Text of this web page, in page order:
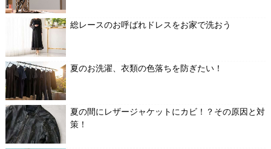
総レースのお呼ばれドレスをお家で洗おう
夏のお洗濯、衣類の色落ちを防ぎたい！
夏の間にレザージャケットにカビ！？その原因と対
策！